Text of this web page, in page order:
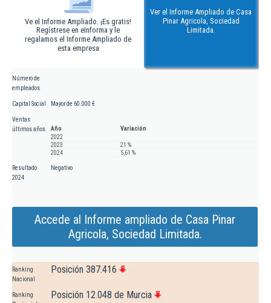
Ve el Informe Ampliado. ¡Es gratis!
Regístrese en eInforma y le
regalamos el Informe Ampliado de
esta empresa
Ver el Informe Ampliado de Casa
Pinar Agricola, Sociedad
Limitada.
Número de
empleados
Capital Social Mayor de 60.000 €
Ventas
últimos años
Año
Variación
2022
2023
21 %
2024
5,61 %
Resultado
2024
Negativo
Accede al Informe ampliado de Casa Pinar
Agricola, Sociedad Limitada.
Ranking
Nacional
Posición 387.416
Ranking
Posición 12.048 de Murcia